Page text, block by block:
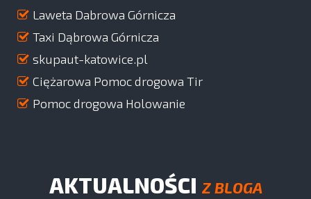
Laweta Dabrowa Górnicza
Taxi Dąbrowa Górnicza
skupaut-katowice.pl
Ciężarowa Pomoc drogowa Tir
Pomoc drogowa Holowanie
AKTUALNOŚCI Z BLOGA